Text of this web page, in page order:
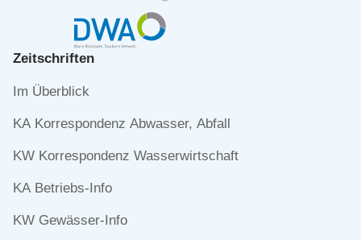
Zeitschriften
Navigation
Im Überblick
KA Korrespondenz Abwasser, Abfall
KW Korrespondenz Wasserwirtschaft
KA Betriebs-Info
KW Gewässer-Info